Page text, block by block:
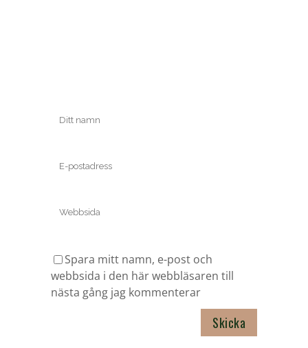
Spara mitt namn, e-post och
webbsida i den här webbläsaren till
nästa gång jag kommenterar